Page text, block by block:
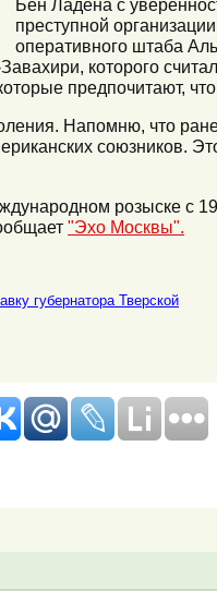
Бен Ладена с
преступной
оперативного штаба
которого
предпочитают,
Напомню, что
союзников.
розыске с
"Эхо Москвы".
губернатора Тверской